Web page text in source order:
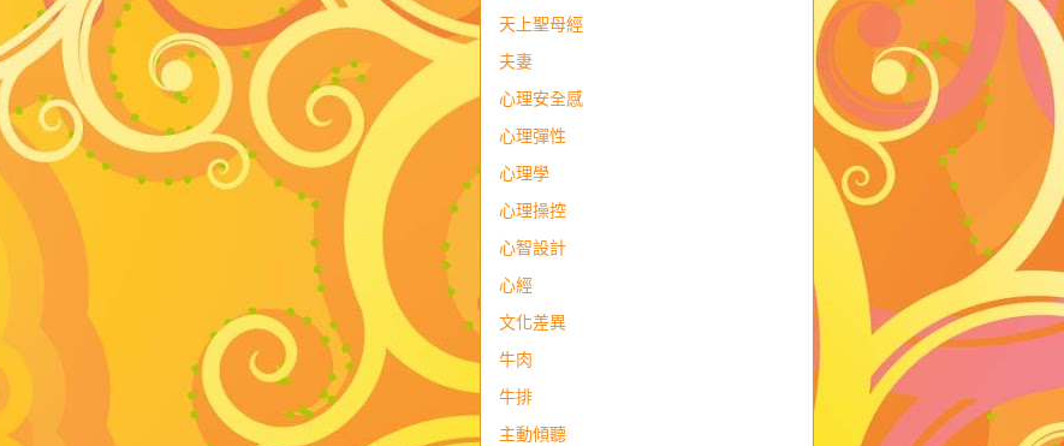
天上聖母經
夫妻
心理安全感
心理彈性
心理學
心理操控
心智設計
心經
文化差異
牛肉
牛排
主動傾聽